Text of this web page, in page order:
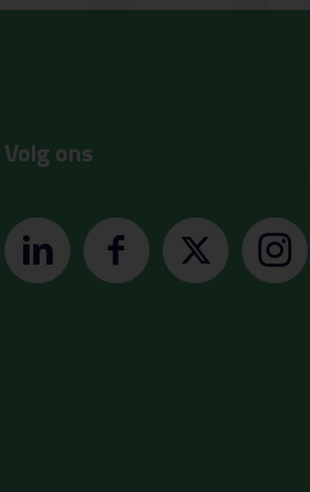
Volg ons